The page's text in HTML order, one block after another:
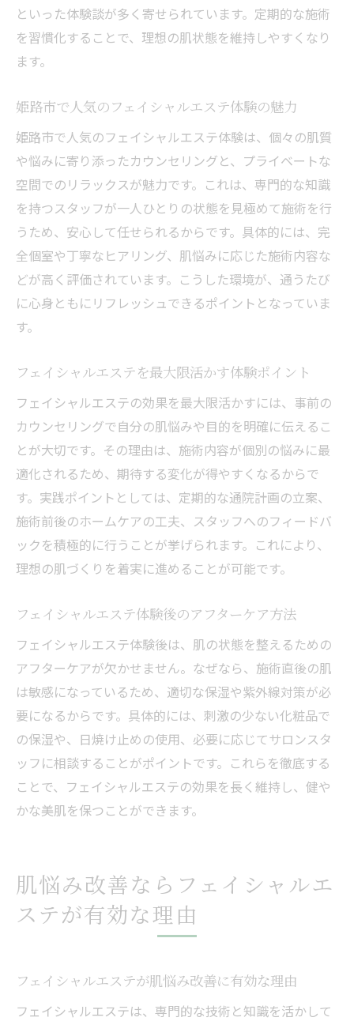
といった体験談が多く寄せられています。定期的な施術
を習慣化することで、理想の肌状態を維持しやすくなり
ます。
姫路市で人気のフェイシャルエステ体験の魅力
姫路市で人気のフェイシャルエステ体験は、個々の肌質
や悩みに寄り添ったカウンセリングと、プライベートな
空間でのリラックスが魅力です。これは、専門的な知識
を持つスタッフが一人ひとりの状態を見極めて施術を行
うため、安心して任せられるからです。具体的には、完
全個室や丁寧なヒアリング、肌悩みに応じた施術内容な
どが高く評価されています。こうした環境が、通うたび
に心身ともにリフレッシュできるポイントとなっていま
す。
フェイシャルエステを最大限活かす体験ポイント
フェイシャルエステの効果を最大限活かすには、事前の
カウンセリングで自分の肌悩みや目的を明確に伝えるこ
とが大切です。その理由は、施術内容が個別の悩みに最
適化されるため、期待する変化が得やすくなるからで
す。実践ポイントとしては、定期的な通院計画の立案、
施術前後のホームケアの工夫、スタッフへのフィードバ
ックを積極的に行うことが挙げられます。これにより、
理想の肌づくりを着実に進めることが可能です。
フェイシャルエステ体験後のアフターケア方法
フェイシャルエステ体験後は、肌の状態を整えるための
アフターケアが欠かせません。なぜなら、施術直後の肌
は敏感になっているため、適切な保湿や紫外線対策が必
要になるからです。具体的には、刺激の少ない化粧品で
の保湿や、日焼け止めの使用、必要に応じてサロンスタ
ッフに相談することがポイントです。これらを徹底する
ことで、フェイシャルエステの効果を長く維持し、健や
かな美肌を保つことができます。
肌悩み改善ならフェイシャルエ
ステが有効な理由
フェイシャルエステが肌悩み改善に有効な理由
フェイシャルエステは、専門的な技術と知識を活かして